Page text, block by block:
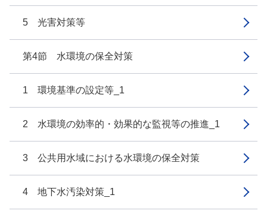
5 光害対策等
第4節 水環境の保全対策
1 環境基準の設定等_1
2 水環境の効率的・効果的な監視等の推進_1
3 公共用水域における水環境の保全対策
4 地下水汚染対策_1